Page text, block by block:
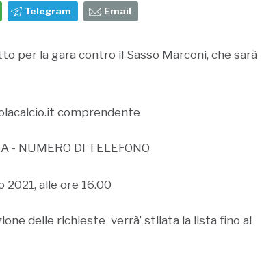
Telegram Email
per la gara contro il Sasso Marconi, che sarà
comprendente
- NUMERO DI TELEFONO
alle ore 16.00
delle richieste verrà’ stilata la lista fino al